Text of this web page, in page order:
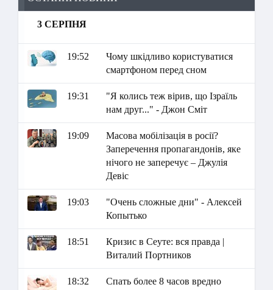
3 СЕРПНЯ
19:52
Чому шкідливо користуватися
смартфоном перед сном
19:31
"Я колись теж вірив, що Ізраїль
нам друг..." - Джон Сміт
19:09
Масова мобілізація в росії?
Заперечення пропагандонів, яке
нічого не заперечує – Джулія
Девіс
19:03
"Очень сложные дни" - Алексей
Копытько
18:51
Кризис в Сеуте: вся правда |
Виталий Портников
18:32 Спать более 8 часов вредно